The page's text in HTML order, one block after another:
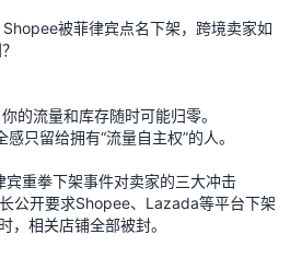
被菲律宾点名下架，跨境卖家如
的流量和库存随时可能归零。
只留给拥有“流量自主权”的人。
重拳下架事件对卖家的三大冲击
公开要求Shopee、Lazada等平台下架
相关店铺全部被封。